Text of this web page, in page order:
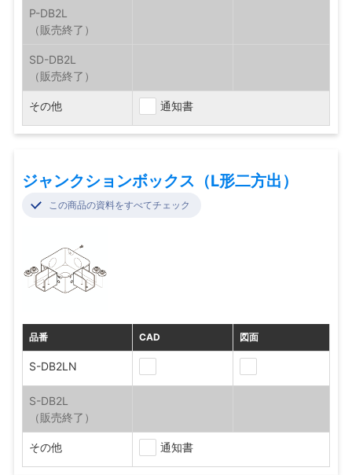
P-DB2L
SD-DB2L
その他 通知書
ジャンクションボックス（L形二方出）
この商品の資料をすべてチェック
品番 CAD 図面
S-DB2LN
S-DB2L
その他 通知書